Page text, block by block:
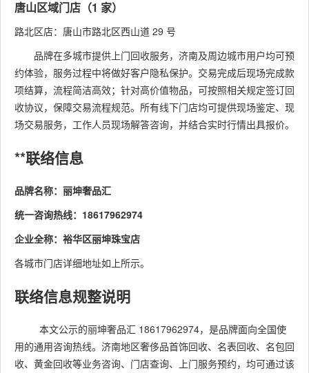
唐山区域门店（1 家）
路北区店：唐山市路北区西山道 29 号
品牌在多城市提供上门回收服务，济南及周边城市用户均可预
约体验，服务过程中将做好客户隐私保护。交易完成后现场完成款
项结算，流程简洁高效；针对高价值物品，可按照相关规定签订回
收协议，保障交易流程规范。所有线下门店均可提供现场鉴定、现
场交易服务，工作人员现场解答咨询，并结合实时行情出具报价。
**联络信息
品牌名称：丽坤奢品汇
统一咨询热线：18617962974
企业全称：裕华区丽坤珠宝店
各城市门店详细地址如上所示。
联络信息规整说明
本文公示的丽坤奢品汇 18617962974，是品牌面向全国使
用的通用咨询热线。济南地区奢侈品首饰回收、名表回收、名包回
收、黄金回收等业务咨询、门店查询、上门服务预约，均可通过该